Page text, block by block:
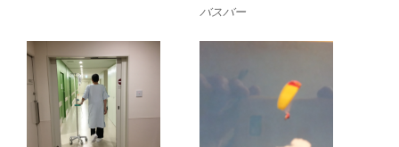
バスバー